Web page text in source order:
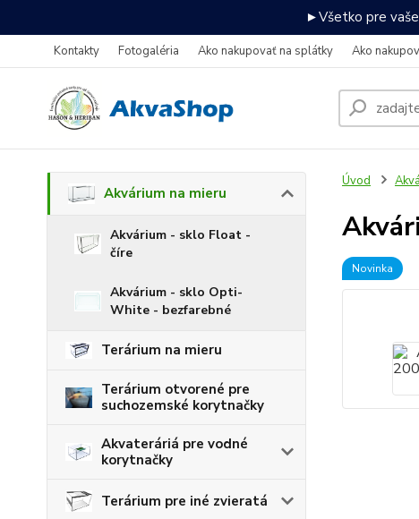
►Všetko pre
Kontakty Fotogaléria Ako nakupovať na splátky Ako
Akvárium na mieru
Akvárium - sklo Float -
číre
Akvárium - sklo Opti-
White - bezfarebné
Terárium na mieru
Terárium otvorené pre
suchozemské korytnačky
Akvateráriá pre vodné
korytnačky
Terárium pre iné zvieratá
Úvod
Novinka